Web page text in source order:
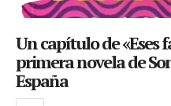
Un capítulo de «Eses
primera novela de
España